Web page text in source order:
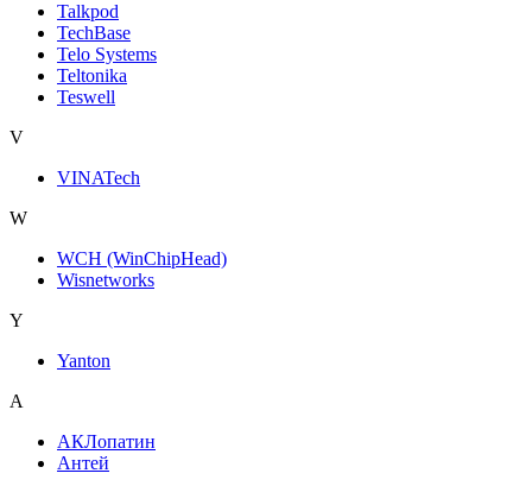
Talkpod
TechBase
Telo Systems
Teltonika
Teswell
V
VINATech
W
WCH (WinChipHead)
Wisnetworks
Y
Yanton
А
АКЛопатин
Антей